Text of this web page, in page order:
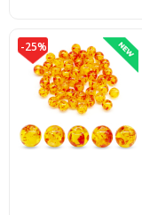
-25%